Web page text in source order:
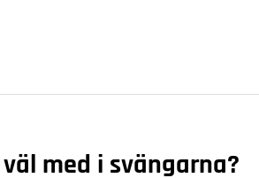
med i svängarna?